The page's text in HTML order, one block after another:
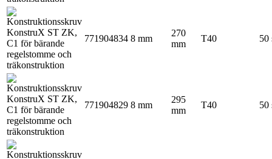
771904834 8 mm
270
mm
T40 50
771904829 8 mm
295
mm
T40 50